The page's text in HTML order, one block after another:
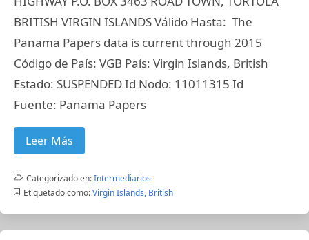
BRITISH VIRGIN ISLANDS Válido Hasta: The
Panama Papers data is current through 2015
Código de País: VGB País: Virgin Islands, British
Estado: SUSPENDED Id Nodo: 11011315 Id
Fuente: Panama Papers
Leer Más
Categorizado en:Intermediarios
Etiquetado como: Virgin Islands, British